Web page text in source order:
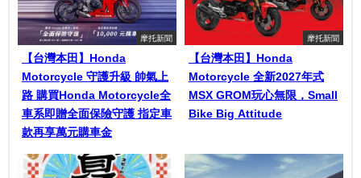
摩托新聞
【台灣本田】Honda
Motorcycle 守護升級 帥氣上
路 購買Honda Motorcycle全
車系即贈全面保險守護 指定車
款再享萬元購車金
摩托新聞
【台灣本田】Honda
Motorcycle 全新2027年式
MSX GROM玩心無限，Small
Bike Big Attitude